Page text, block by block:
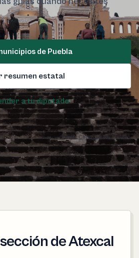
de Puebla
resumen estatal
a tu diputado
Foto de Puebla: Chris Luengas / Pexels
de Atexcal